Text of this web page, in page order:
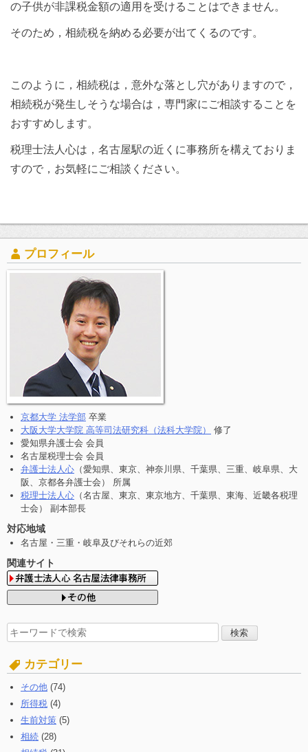
の子供が非課税金額の適用を受けることはできません。
そのため，相続税を納める必要が出てくるのです。
このように，相続税は，意外な落とし穴がありますので，
相続税が発生しそうな場合は，専門家にご相談することを
おすすめします。
税理士法人心は，名古屋駅の近くに事務所を構えておりま
すので，お気軽にご相談ください。
プロフィール
京都大学 法学部 卒業
大阪大学大学院 高等司法研究科（法科大学院）
修了
愛知県弁護士会 会員
名古屋税理士会 会員
弁護士法人心 （愛知県、東京、神奈川県、千葉県、三重、岐阜県、大
阪、京都各弁護士会） 所属
税理士法人心 （名古屋、東京、東京地方、千葉県、東海、近畿各税理
士会） 副本部長
対応地域
名古屋・三重・岐阜及びそれらの近郊
関連サイト
検
索
す
る:
カテゴリー
その他 (74)
所得税 (4)
生前対策 (5)
相続 (28)